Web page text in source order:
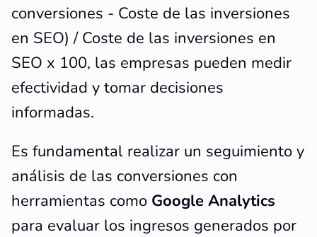
conversiones - Coste de las inversiones
en SEO) / Coste de las inversiones en
SEO x 100, las empresas pueden medir
efectividad y tomar decisiones
informadas.
Es fundamental realizar un seguimiento y
análisis de las conversiones con
herramientas como Google Analytics
para evaluar los ingresos generados por